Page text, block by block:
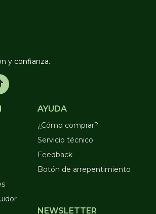
y confianza.
AYUDA
¿Cómo comprar?
Servicio técnico
Feedback
Botón de arrepentimiento
NEWSLETTER